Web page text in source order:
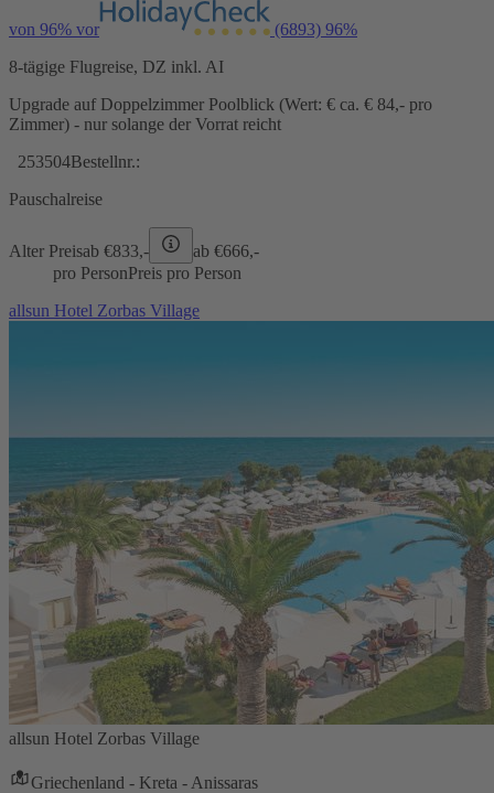
von 96% vor (6893) 96%
8-tägige Flugreise, DZ inkl. AI
Upgrade auf Doppelzimmer Poolblick (Wert: € ca. € 84,- pro
Zimmer) - nur solange der Vorrat reicht
253504Bestellnr.:
Pauschalreise
Alter Preisab €833,- ab €666,-
pro PersonPreis pro Person
allsun Hotel Zorbas Village
allsun Hotel Zorbas Village
Griechenland - Kreta - Anissaras